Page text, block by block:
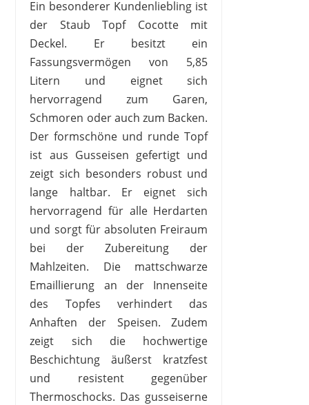
Ein besonderer Kundenliebling ist
der Staub Topf Cocotte mit
Deckel. Er besitzt ein
Fassungsvermögen von 5,85
Litern und eignet sich
hervorragend zum Garen,
Schmoren oder auch zum Backen.
Der formschöne und runde Topf
ist aus Gusseisen gefertigt und
zeigt sich besonders robust und
lange haltbar. Er eignet sich
hervorragend für alle Herdarten
und sorgt für absoluten Freiraum
bei der Zubereitung der
Mahlzeiten. Die mattschwarze
Emaillierung an der Innenseite
des Topfes verhindert das
Anhaften der Speisen. Zudem
zeigt sich die hochwertige
Beschichtung äußerst kratzfest
und resistent gegenüber
Thermoschocks. Das gusseiserne